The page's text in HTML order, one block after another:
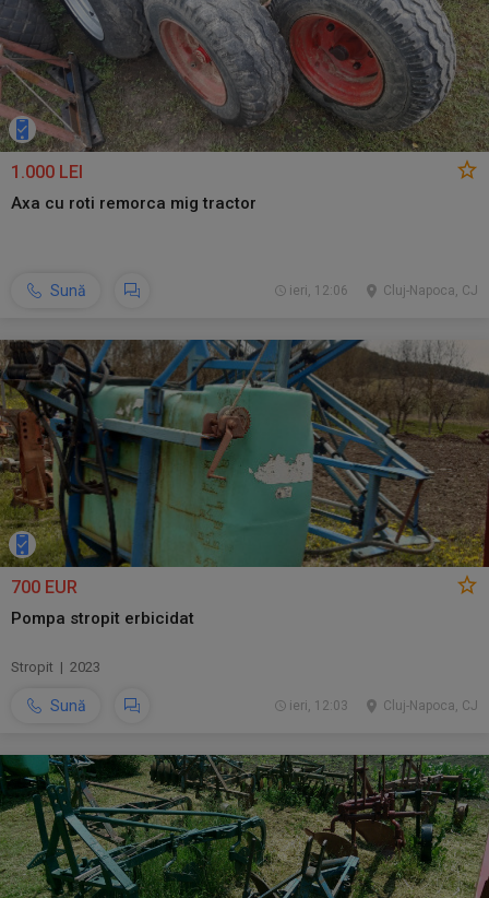
1.000 LEI
Axa cu roti remorca mig tractor
Sună Cluj-Napoca, CJ
ieri, 12:06
700 EUR
Pompa stropit erbicidat
Stropit | 2023
Sună Cluj-Napoca, CJ
ieri, 12:03